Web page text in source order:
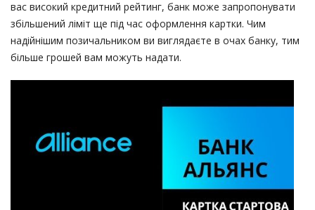
вас високий кредитний рейтинг, банк може запропонувати
збільшений ліміт ще під час оформлення картки. Чим
надійнішим позичальником ви виглядаєте в очах банку, тим
більше грошей вам можуть надати.